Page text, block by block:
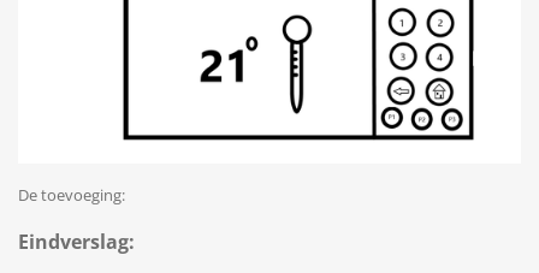
De toevoeging:
Eindverslag: